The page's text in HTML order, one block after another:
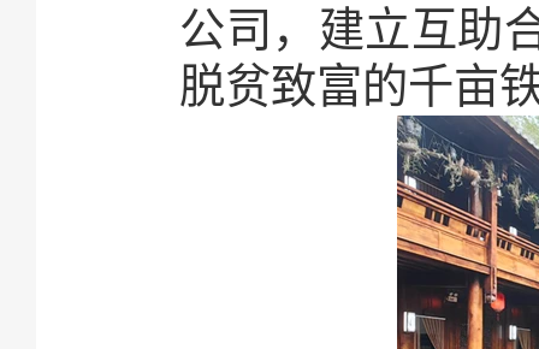
公司，建立互助
脱贫致富的千亩